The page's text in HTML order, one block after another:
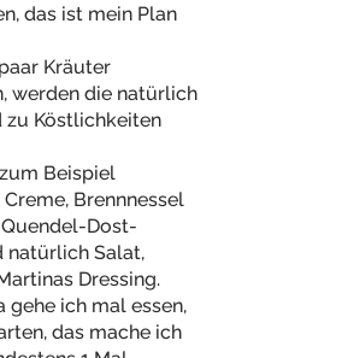
das ist mein Plan
Kräuter
werden die natürlich
Köstlichkeiten
Beispiel
Brennnessel
Dost-
natürlich Salat,
Dressing.
gehe ich mal essen,
das mache ich